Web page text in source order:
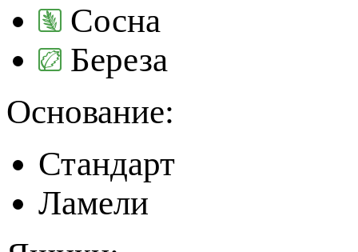
Сосна
Береза
Основание:
Стандарт
Ламели